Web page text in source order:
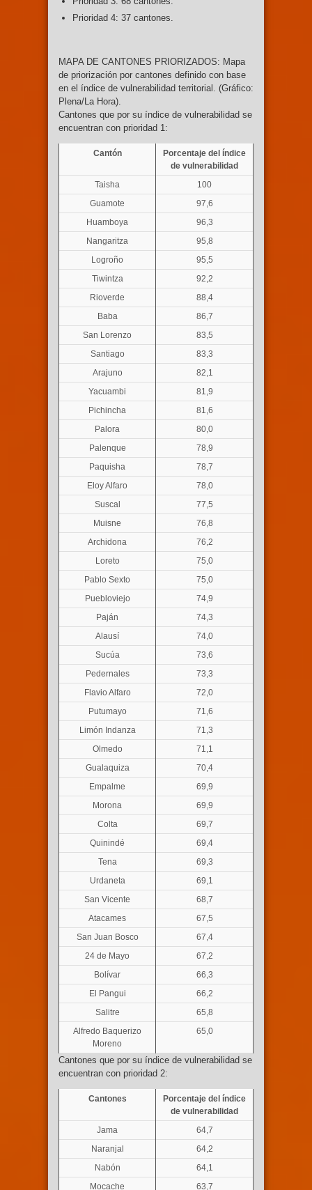
Prioridad 4: 37 cantones.
MAPA DE CANTONES PRIORIZADOS: Mapa
de priorización por cantones definido con base
en el índice de vulnerabilidad territorial. (Gráfico:
Plena/La Hora).
Cantones que por su índice de vulnerabilidad se
encuentran con prioridad 1:
Cantón
Porcentaje del índice
de vulnerabilidad
Taisha
100
Guamote
97,6
Huamboya
96,3
Nangaritza
95,8
Logroño
95,5
Tiwintza
92,2
Rioverde
88,4
Baba
86,7
San Lorenzo
83,5
Santiago
83,3
Arajuno
82,1
Yacuambi
81,9
Pichincha
81,6
Palora
80,0
Palenque
78,9
Paquisha
78,7
Eloy Alfaro
78,0
Suscal
77,5
Muisne
76,8
Archidona
76,2
Loreto
75,0
Pablo Sexto
75,0
Puebloviejo
74,9
Paján
74,3
Alausí
74,0
Sucúa
73,6
Pedernales
73,3
Flavio Alfaro
72,0
Putumayo
71,6
Limón Indanza
71,3
Olmedo
71,1
Gualaquiza
70,4
Empalme
69,9
Morona
69,9
Colta
69,7
Quinindé
69,4
Tena
69,3
Urdaneta
69,1
San Vicente
68,7
Atacames
67,5
San Juan Bosco
67,4
24 de Mayo
67,2
Bolívar
66,3
El Pangui
66,2
Salitre
65,8
Alfredo Baquerizo
Moreno
65,0
Cantones que por su índice de vulnerabilidad se
encuentran con prioridad 2:
Cantones
Porcentaje del índice
de vulnerabilidad
Jama
64,7
Naranjal
64,2
Nabón
64,1
Mocache
63,7